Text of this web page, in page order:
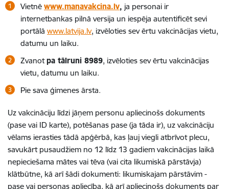
Vietnē www.manavakcina.lv, ja personai ir
internetbankas pilnā versija un iespēja autentificēt sevi
portālā www.latvija.lv, izvēloties sev ērtu vakcinācijas vietu,
datumu un laiku.
Zvanotpa tālruni 8989, izvēloties sev ērtu vakcinācijas
vietu, datumu un laiku.
Pie sava ģimenes ārsta.
Uz vakcināciju līdzi jāņem personu apliecinošs dokuments
(pase vai ID karte), potēšanas pase (ja tāda ir), uz vakcināciju
vēlams ierasties tādā apģērbā, kas ļauj viegli atbrīvot plecu,
savukārt pusaudžiem no 12 līdz 13 gadiem vakcinācijas laikā
nepieciešama mātes vai tēva (vai cita likumiskā pārstāvja)
klātbūtne, kā arī šādi dokumenti: likumiskajam pārstāvim -
pase vai personas apliecība, kā arī apliecinošs dokuments par